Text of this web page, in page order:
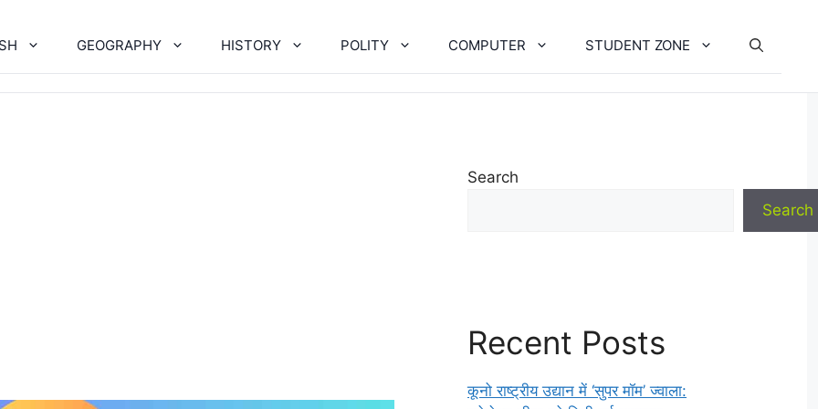
GEOGRAPHY HISTORY POLITY COMPUTER STUDENT ZONE
Search
Search
Recent Posts
कूनो राष्ट्रीय उद्यान में ‘सुपर मॉम’ ज्वाला: